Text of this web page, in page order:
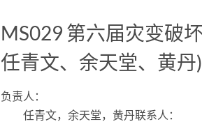
MS029 第六届灾变破
任青文、余天堂、黄丹)
负责人：
任青文，余天堂，黄丹联系人：